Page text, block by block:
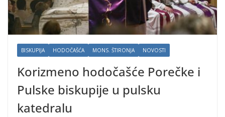
BISKUPIJA HODOČAŠĆA MONS. ŠTIRONJA NOVOSTI
Korizmeno hodočašće Porečke i
Pulske biskupije u pulsku
katedralu